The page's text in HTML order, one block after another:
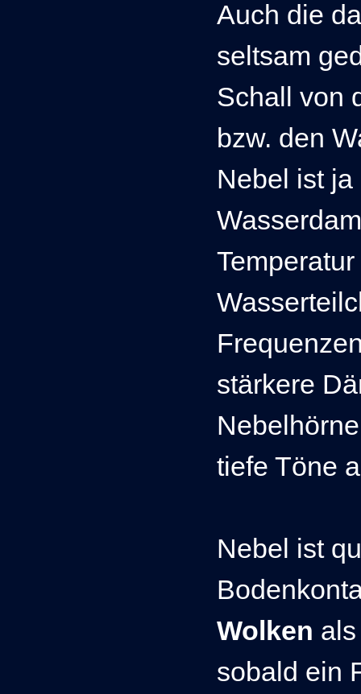
Auch die
seltsam
Schall von
bzw. den
Nebel ist
stärkere
tiefe Töne
Nebel ist
Wolken
sobald ein